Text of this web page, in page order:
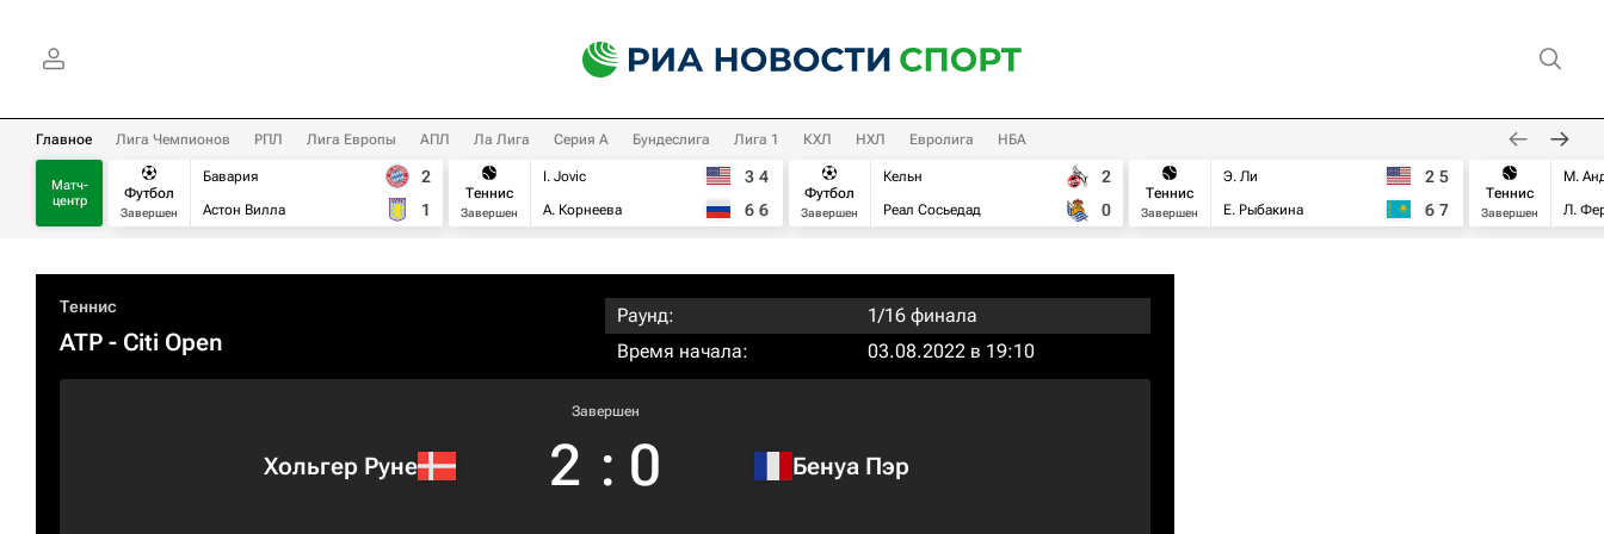
Главное Лига Чемпионов РПЛ Лига Европы АПЛ Ла Лига Серия А Бундеслига Лига 1 КХЛ НХЛ Евролига НБА
Матч-
центр
Футбол
Завершен
Бавария
Астон Вилла
2
1
Теннис
Завершен
I. Jovic
А. Корнеева
3 4
6 6
Футбол
Завершен
Кельн
Реал Сосьедад
2
0
Теннис
Завершен
Э. Ли
Е. Рыбакина
2 5
6 7
Теннис
Завершен
М.
Л.
Теннис
ATP - Citi Open
Раунд:
1/16 финала
Время начала:
03.08.2022 в 19:10
Хольгер Руне
Завершен
2 : 0 Бенуа Пэр